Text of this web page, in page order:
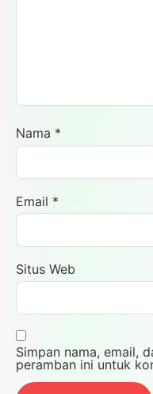
Nama *
Email *
Situs Web
Simpan nama, email,
peramban ini untuk